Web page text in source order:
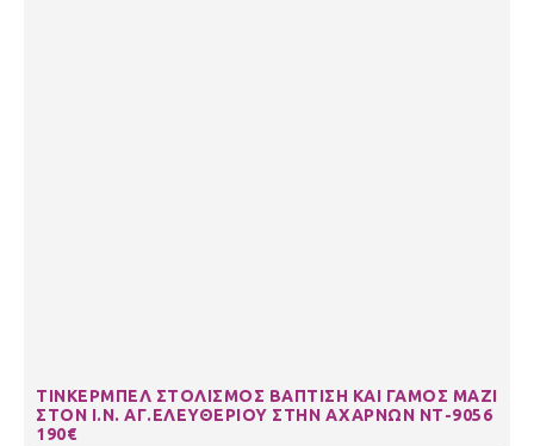
ΤΙΝΚΕΡΜΠΕΛ ΣΤΟΛΙΣΜΟΣ ΒΑΠΤΙΣΗ ΚΑΙ ΓΑΜΟΣ ΜΑΖΙ
ΣΤΟΝ Ι.Ν. ΑΓ.ΕΛΕΥΘΕΡΙΟΥ ΣΤΗΝ ΑΧΑΡΝΩΝ ΝΤ-9056
190€